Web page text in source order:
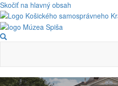
Skočiť na hlavný obsah